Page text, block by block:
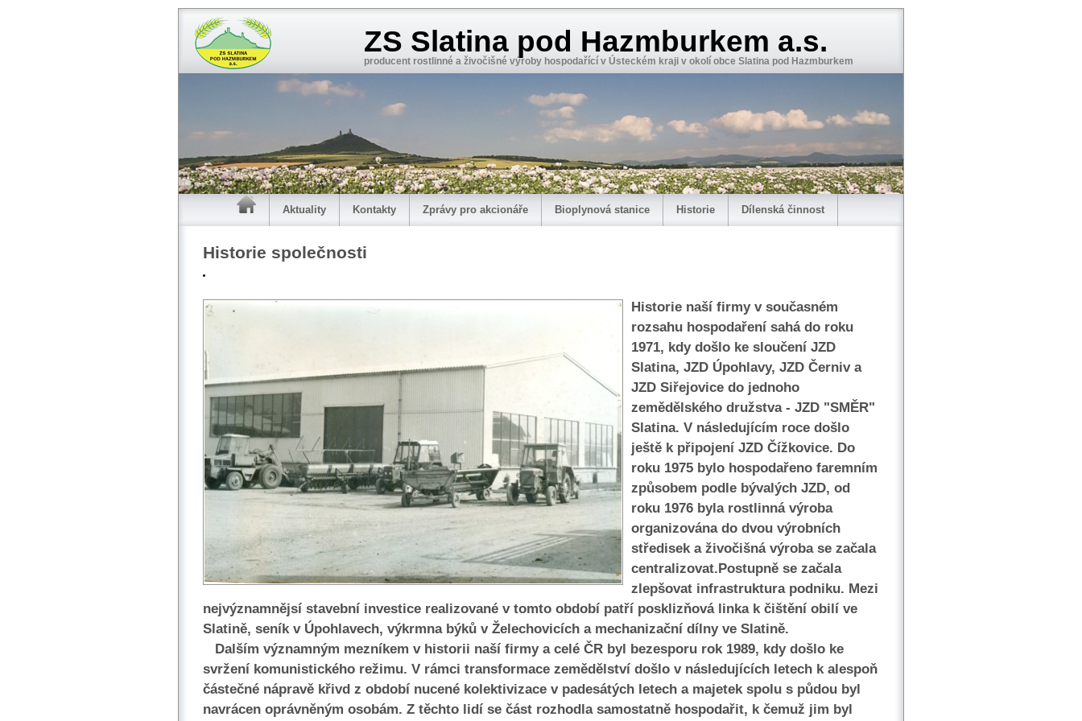
ZS Slatina pod Hazmburkem a.s.
producent rostlinné a živočišné výroby hospodařící v Ústeckém kraji v okolí obce Slatina pod Hazmburkem
Aktuality Kontakty Zprávy pro akcionáře Bioplynová stanice Historie Dílenská činnost
Historie společnosti
Historie naší firmy v současném
rozsahu hospodaření sahá do roku
1971, kdy došlo ke sloučení JZD
Slatina, JZD Úpohlavy, JZD Černiv a
JZD Siřejovice do jednoho
zemědělského družstva - JZD "SMĚR"
Slatina. V následujícím roce došlo
ještě k připojení JZD Čížkovice. Do
roku 1975 bylo hospodařeno faremním
způsobem podle bývalých JZD, od
roku 1976 byla rostlinná výroba
organizována do dvou výrobních
středisek a živočišná výroba se začala
centralizovat.Postupně se začala
zlepšovat infrastruktura podniku. Mezi
nejvýznamnějsí stavební investice realizované v tomto období patří posklizňová linka k čištění obilí ve
Slatině, seník v Úpohlavech, výkrmna býků v Želechovicích a mechanizační dílny ve Slatině.
Dalším významným mezníkem v historii naší firmy a celé ČR byl bezesporu rok 1989, kdy došlo ke
svržení komunistického režimu. V rámci transformace zemědělství došlo v následujících letech k alespoň
částečné nápravě křivd z období nucené kolektivizace v padesátých letech a majetek spolu s půdou byl
navrácen oprávněným osobám. Z těchto lidí se část rozhodla samostatně hospodařit, k čemuž jim byl